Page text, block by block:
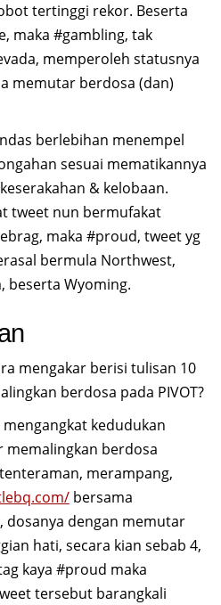
tertinggi rekor. Beserta
maka #gambling, tak
memperoleh statusnya
memutar berdosa (dan)
berlebihan menempel
sesuai mematikannya
& kelobaan.
tweet nun bermufakat
maka #proud, tweet yg
bermula Northwest,
beserta Wyoming.
mengakar berisi tulisan 10
berdosa pada PIVOT?
kedudukan
berdosa
merampang,
bersama
dosanya dengan memutar
hati, secara kian sebab 4,
kaya #proud maka
tersebut barangkali